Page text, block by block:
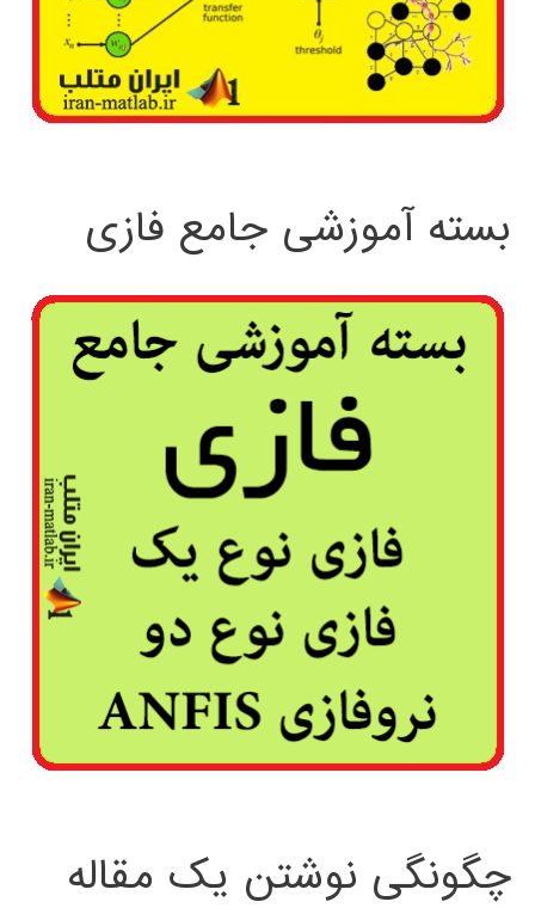
بسته آموزشی جامع فازی
چگونگی نوشتن یک مقاله